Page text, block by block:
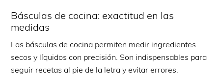
Básculas de cocina: exactitud en las
medidas
Las básculas de cocina permiten medir ingredientes
secos y líquidos con precisión. Son indispensables para
seguir recetas al pie de la letra y evitar errores.